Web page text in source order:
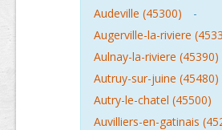
Audeville (45300)
-
Augerville-la-riviere
Aulnay-la-riviere (45390)
Autruy-sur-juine (45480)
Autry-le-chatel (45500)
Auvilliers-en-gatinais